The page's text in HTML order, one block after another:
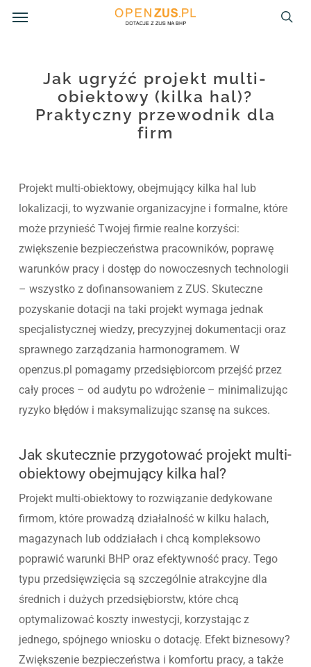
Skip
Jak ugryźć projekt multi-
obiektowy (kilka hal)?
Praktyczny przewodnik dla
firm
Projekt multi-obiektowy, obejmujący kilka hal lub
lokalizacji, to wyzwanie organizacyjne i formalne, które
może przynieść Twojej firmie realne korzyści:
zwiększenie bezpieczeństwa pracowników, poprawę
warunków pracy i dostęp do nowoczesnych technologii
– wszystko z dofinansowaniem z ZUS. Skuteczne
pozyskanie dotacji na taki projekt wymaga jednak
specjalistycznej wiedzy, precyzyjnej dokumentacji oraz
sprawnego zarządzania harmonogramem. W
openzus.pl pomagamy przedsiębiorcom przejść przez
cały proces – od audytu po wdrożenie – minimalizując
ryzyko błędów i maksymalizując szansę na sukces.
Jak skutecznie przygotować projekt multi-
obiektowy obejmujący kilka hal?
Projekt multi-obiektowy to rozwiązanie dedykowane
firmom, które prowadzą działalność w kilku halach,
magazynach lub oddziałach i chcą kompleksowo
poprawić warunki BHP oraz efektywność pracy. Tego
typu przedsięwzięcia są szczególnie atrakcyjne dla
średnich i dużych przedsiębiorstw, które chcą
optymalizować koszty inwestycji, korzystając z
jednego, spójnego wniosku o dotację. Efekt biznesowy?
Zwiększenie bezpieczeństwa i komfortu pracy, a także